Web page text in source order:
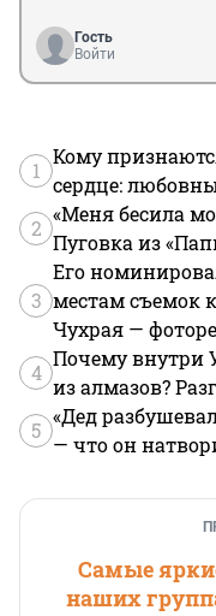
Гость
Войти
1
Кому
сердце:
2
«Меня бесила
Пуговка из
3
Его
местам съемок
Чухрая —
4
Почему внутри
из алмазов?
5
«Дед
— что он
Самые
наших